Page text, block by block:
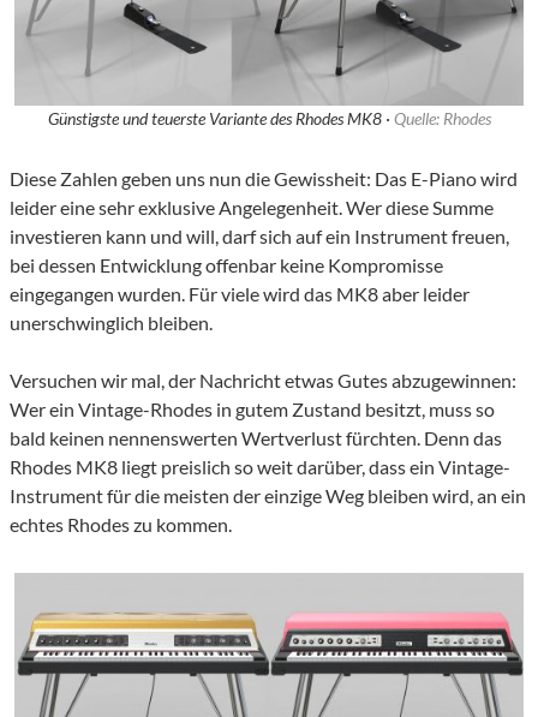
Günstigste und teuerste Variante des Rhodes MK8 · Quelle: Rhodes
Diese Zahlen geben uns nun die Gewissheit: Das E-Piano wird
leider eine sehr exklusive Angelegenheit. Wer diese Summe
investieren kann und will, darf sich auf ein Instrument freuen,
bei dessen Entwicklung offenbar keine Kompromisse
eingegangen wurden. Für viele wird das MK8 aber leider
unerschwinglich bleiben.
Versuchen wir mal, der Nachricht etwas Gutes abzugewinnen:
Wer ein Vintage-Rhodes in gutem Zustand besitzt, muss so
bald keinen nennenswerten Wertverlust fürchten. Denn das
Rhodes MK8 liegt preislich so weit darüber, dass ein Vintage-
Instrument für die meisten der einzige Weg bleiben wird, an ein
echtes Rhodes zu kommen.